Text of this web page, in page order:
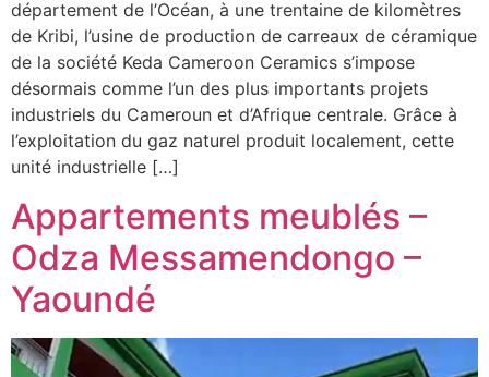
département de l’Océan, à une trentaine de kilomètres
de Kribi, l’usine de production de carreaux de céramique
de la société Keda Cameroon Ceramics s’impose
désormais comme l’un des plus importants projets
industriels du Cameroun et d’Afrique centrale. Grâce à
l’exploitation du gaz naturel produit localement, cette
unité industrielle […]
Appartements meublés –
Odza Messamendongo –
Yaoundé